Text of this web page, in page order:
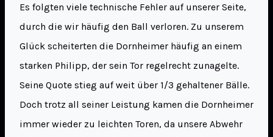
Es folgten viele technische Fehler auf unserer Seite,
durch die wir häufig den Ball verloren. Zu unserem
Glück scheiterten die Dornheimer häufig an einem
starken Philipp, der sein Tor regelrecht zunagelte.
Seine Quote stieg auf weit über 1/3 gehaltener Bälle.
Doch trotz all seiner Leistung kamen die Dornheimer
immer wieder zu leichten Toren, da unsere Abwehr